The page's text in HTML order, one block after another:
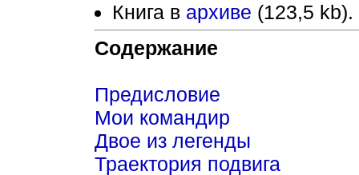
Книга в архиве (123,5 kb).
Содержание
Предисловие
Мои командир
Двое из легенды
Траектория подвига